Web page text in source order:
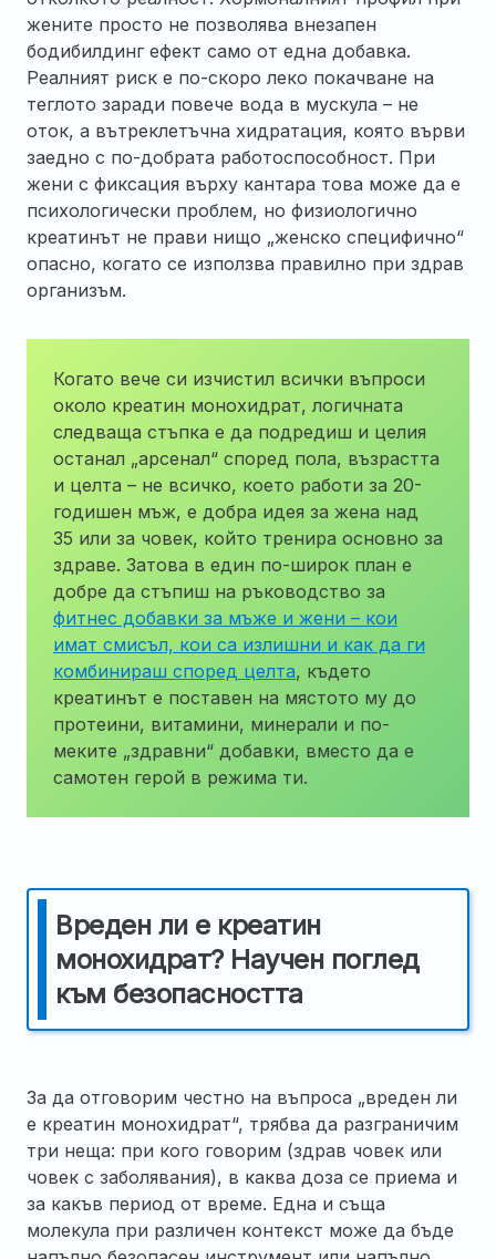
жените просто не позволява внезапен
бодибилдинг ефект само от една добавка.
Реалният риск е по-скоро леко покачване на
теглото заради повече вода в мускула – не
оток, а вътреклетъчна хидратация, която върви
заедно с по-добрата работоспособност. При
жени с фиксация върху кантара това може да е
психологически проблем, но физиологично
креатинът не прави нищо „женско специфично“
опасно, когато се използва правилно при здрав
организъм.
Когато вече си изчистил всички въпроси
около креатин монохидрат, логичната
следваща стъпка е да подредиш и целия
останал „арсенал“ според пола, възрастта
и целта – не всичко, което работи за 20-
годишен мъж, е добра идея за жена над
35 или за човек, който тренира основно за
здраве. Затова в един по-широк план е
добре да стъпиш на ръководство за
фитнес добавки за мъже и жени – кои
имат смисъл, кои са излишни и как да ги
комбинираш според целта, където
креатинът е поставен на мястото му до
протеини, витамини, минерали и по-
меките „здравни“ добавки, вместо да е
самотен герой в режима ти.
Вреден ли е креатин
монохидрат? Научен поглед
към безопасността
За да отговорим честно на въпроса „вреден ли
е креатин монохидрат“, трябва да разграничим
три неща: при кого говорим (здрав човек или
човек с заболявания), в каква доза се приема и
за какъв период от време. Една и съща
молекула при различен контекст може да бъде